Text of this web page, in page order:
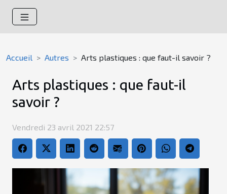
Accueil Autres Arts plastiques : que faut-il savoir ?
Arts plastiques : que faut-il
savoir ?
Vendredi 23 avril 2021 22:57